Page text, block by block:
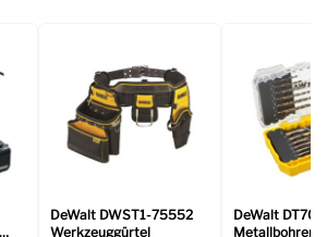
DeWalt DWST1-75552
Werkzeuggürtel
DeWalt
Metallbohrer-